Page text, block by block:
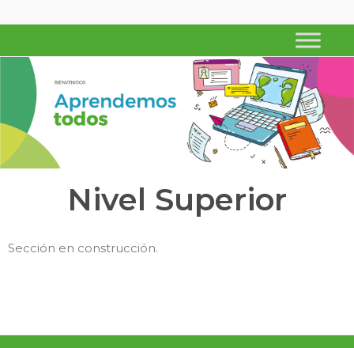
APRENDEMOS TODOS
Nivel Superior
Sección en construcción.